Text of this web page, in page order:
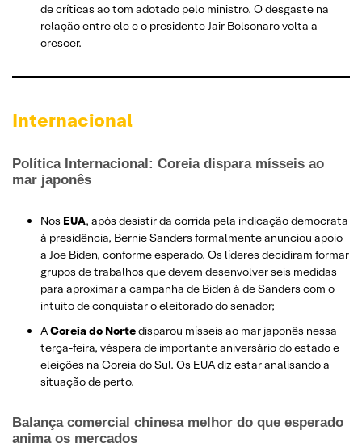
de críticas ao tom adotado pelo ministro. O desgaste na
relação entre ele e o presidente Jair Bolsonaro volta a
crescer.
Internacional
Política Internacional: Coreia dispara mísseis ao
mar japonês
Nos EUA, após desistir da corrida pela indicação democrata
à presidência, Bernie Sanders formalmente anunciou apoio
a Joe Biden, conforme esperado. Os líderes decidiram formar
grupos de trabalhos que devem desenvolver seis medidas
para aproximar a campanha de Biden à de Sanders com o
intuito de conquistar o eleitorado do senador;
ACoreia do Nortedisparou mísseis ao mar japonês nessa
terça-feira, véspera de importante aniversário do estado e
eleições na Coreia do Sul. Os EUA diz estar analisando a
situação de perto.
Balança comercial chinesa melhor do que esperado
anima os mercados